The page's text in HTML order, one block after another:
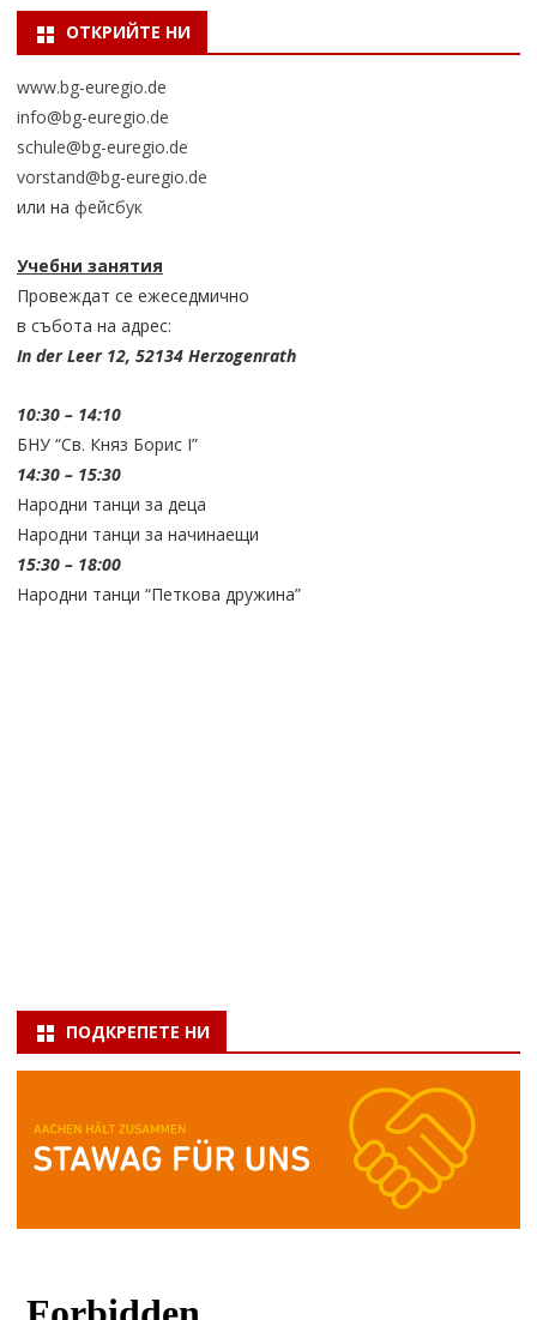
ОТКРИЙТЕ НИ
www.bg-euregio.de
info@bg-euregio.de
schule@bg-euregio.de
vorstand@bg-euregio.de
или на фейсбук
Учебни занятия
Провеждат се ежеседмично
в събота на адрес:
In der Leer 12, 52134 Herzogenrath
10:30 – 14:10
БНУ “Св. Княз Борис I”
14:30 – 15:30
Народни танци за деца
Народни танци за начинаещи
15:30 – 18:00
Народни танци “Петкова дружина”
ПОДКРЕПЕТЕ НИ